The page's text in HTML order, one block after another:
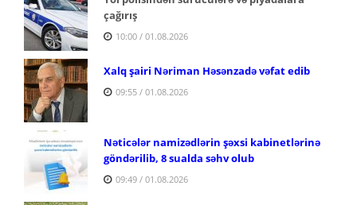
çağırış
10:00 / 01.08.2026
Xalq şairi Nəriman Həsənzadə vəfat edib
09:55 / 01.08.2026
Nəticələr namizədlərin şəxsi kabinetlərinə
göndərilib, 8 sualda səhv olub
09:49 / 01.08.2026